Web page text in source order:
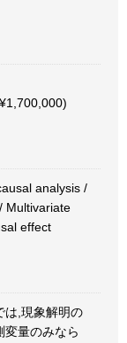
analysis /
Multivariate
effect
は,現象解明の
変量のみなら